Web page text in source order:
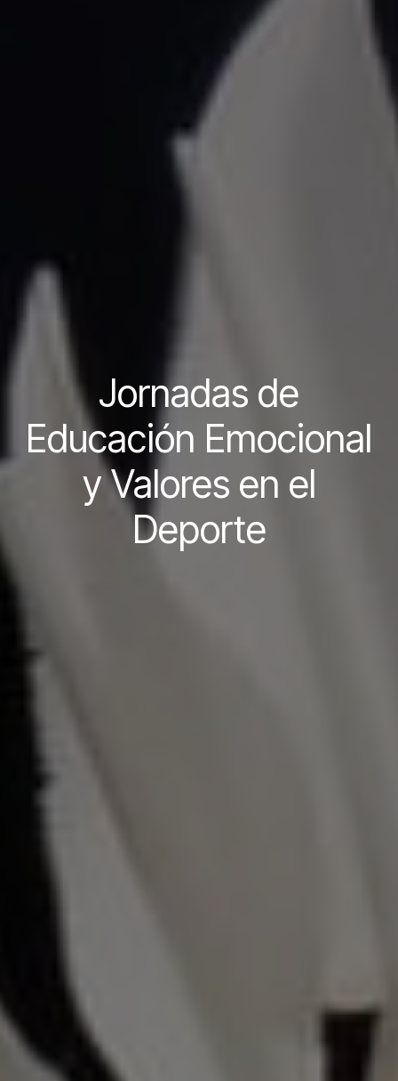
Jornadas de
Educación Emocional
y Valores en el
Deporte